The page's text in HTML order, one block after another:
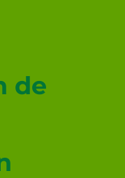
de